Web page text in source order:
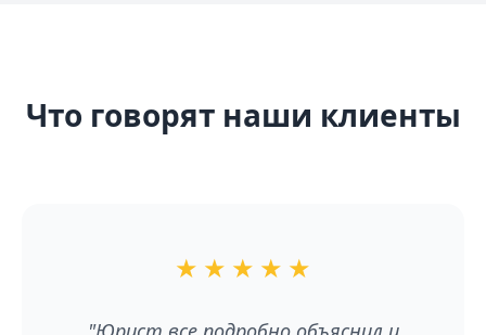
Что говорят наши клиенты
★ ★ ★ ★ ★